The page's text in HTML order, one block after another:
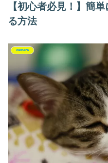
【初心者必見！】簡
る方法
camera